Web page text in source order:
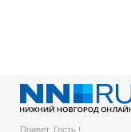
Привет, Гость !